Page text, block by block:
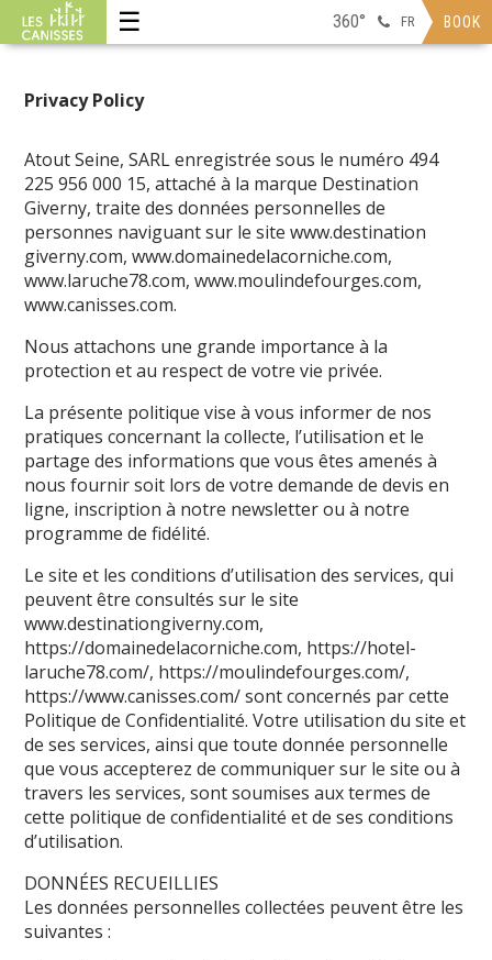
☰ BOOK
360° FR
Privacy Policy
Atout Seine, SARL enregistrée sous le numéro 494
225 956 000 15, attaché à la marque Destination
Giverny, traite des données personnelles de
personnes naviguant sur le site www.destination
giverny.com, www.domainedelacorniche.com,
www.laruche78.com, www.moulindefourges.com,
www.canisses.com.
Nous attachons une grande importance à la
protection et au respect de votre vie privée.
La présente politique vise à vous informer de nos
pratiques concernant la collecte, l’utilisation et le
partage des informations que vous êtes amenés à
nous fournir soit lors de votre demande de devis en
ligne, inscription à notre newsletter ou à notre
programme de fidélité.
Le site et les conditions d’utilisation des services, qui
peuvent être consultés sur le site
www.destinationgiverny.com,
https://domainedelacorniche.com, https://hotel-
laruche78.com/, https://moulindefourges.com/,
https://www.canisses.com/sont concernés par cette
Politique de Confidentialité. Votre utilisation du site et
de ses services, ainsi que toute donnée personnelle
que vous accepterez de communiquer sur le site ou à
travers les services, sont soumises aux termes de
cette politique de confidentialité et de ses conditions
d’utilisation.
DONNÉES RECUEILLIES
Les données personnelles collectées peuvent être les
suivantes :